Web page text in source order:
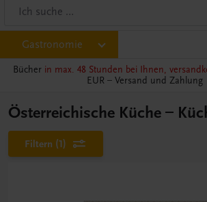
Gastronomie
Bücher in max. 48 Stunden bei Ihnen,
EUR – Versand und Zahlung
Österreichische Küche –
Filtern (1)